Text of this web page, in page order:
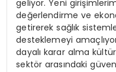
geliyor. Yeni
değerlendirme ve
getirerek sağlık
desteklemeyi
dayalı karar alma
sektör arasındaki